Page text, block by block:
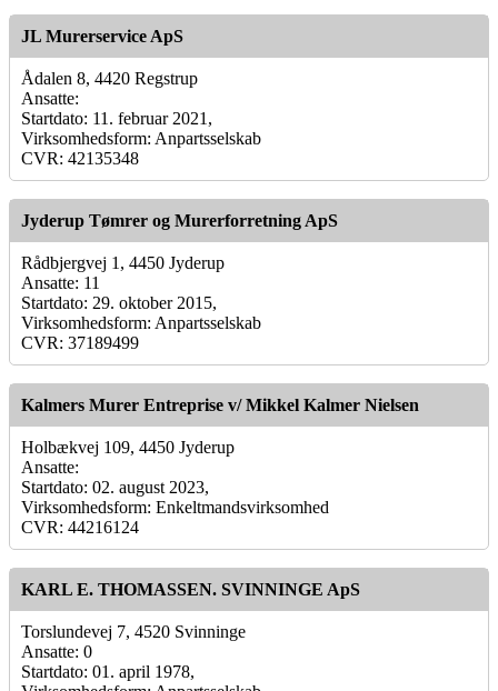
JL Murerservice ApS
Ådalen 8, 4420 Regstrup
Ansatte:
Startdato: 11. februar 2021,
Virksomhedsform: Anpartsselskab
CVR: 42135348
Jyderup Tømrer og Murerforretning ApS
Rådbjergvej 1, 4450 Jyderup
Ansatte: 11
Startdato: 29. oktober 2015,
Virksomhedsform: Anpartsselskab
CVR: 37189499
Kalmers Murer Entreprise v/ Mikkel Kalmer Nielsen
Holbækvej 109, 4450 Jyderup
Ansatte:
Startdato: 02. august 2023,
Virksomhedsform: Enkeltmandsvirksomhed
CVR: 44216124
KARL E. THOMASSEN. SVINNINGE ApS
Torslundevej 7, 4520 Svinninge
Ansatte: 0
Startdato: 01. april 1978,